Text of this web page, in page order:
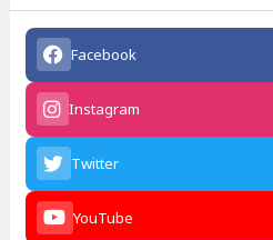
Facebook
Instagram
Twitter
YouTube